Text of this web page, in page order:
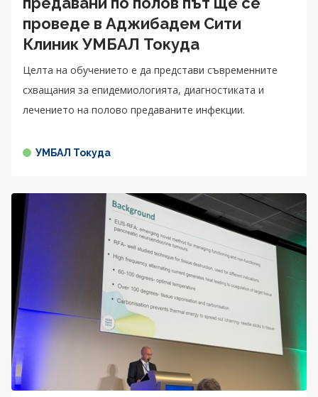
проведе в Аджибадем Сити
Клиник УМБАЛ Токуда
Целта на обучението е да представи съвременните
схващания за епидемиологията, диагностиката и
лечението на полово предаваните инфекции.
УМБАЛ Токуда